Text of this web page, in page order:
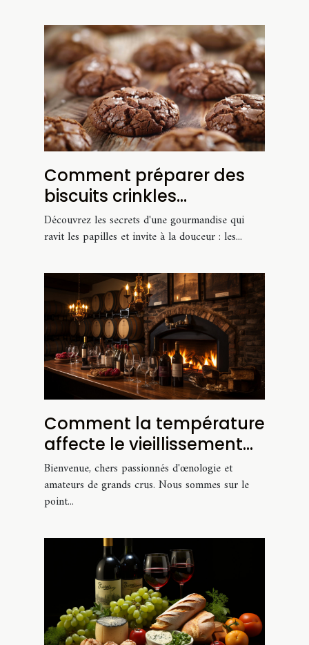
Comment préparer des
biscuits crinkles
chocolatés parfaitement
moelleux
Découvrez les secrets d'une gourmandise qui
ravit les papilles et invite à la douceur : les...
Comment la température
affecte le vieillissement
de votre vin : conseils
pour une cave optimale
Bienvenue, chers passionnés d'œnologie et
amateurs de grands crus. Nous sommes sur le
point...